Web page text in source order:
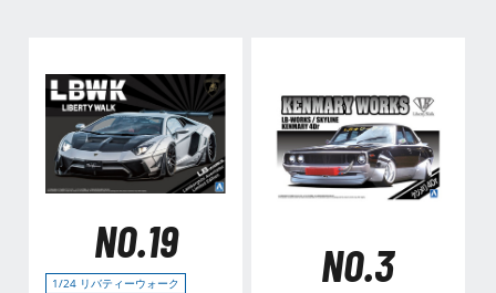
NO.19
1/24 リバティーウォーク NO.3